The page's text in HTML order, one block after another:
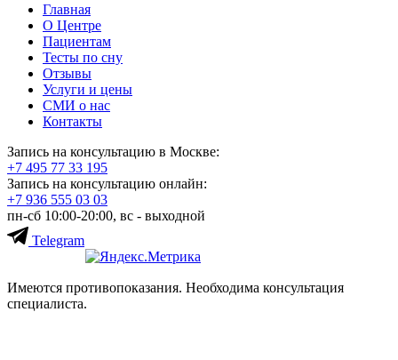
Главная
О Центре
Пациентам
Тесты по сну
Отзывы
Услуги и цены
СМИ о нас
Контакты
Запись на консультацию в Москве:
+7 495 77 33 195
Запись на консультацию онлайн:
+7 936 555 03 03
пн-сб 10:00-20:00, вс - выходной
Telegram
Имеются противопоказания. Необходима консультация
специалиста.